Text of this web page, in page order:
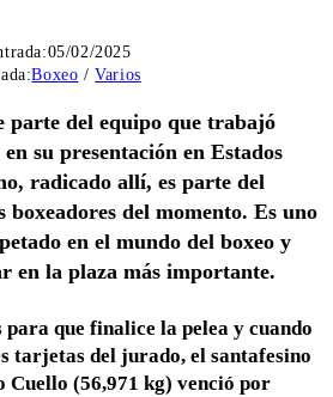
05/02/2025
Boxeo / Varios
del equipo que trabajó
su presentación en Estados
radicado allí, es parte del
boxeadores del momento. Es uno
en el mundo del boxeo y
en la plaza más importante.
para que finalice la pelea y cuando
tarjetas del jurado, el santafesino
Cuello (56,971 kg) venció por